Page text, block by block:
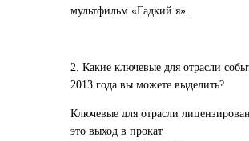
мультфильм «Гадкий я».
2. Какие ключевые для отрасли
2013 года вы можете выделить?
Ключевые для отрасли
это выход в прокат